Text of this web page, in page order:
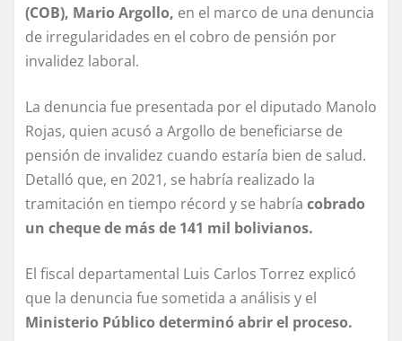
(COB), Mario Argollo, en el marco de una denuncia
de irregularidades en el cobro de pensión por
invalidez laboral.
La denuncia fue presentada por el diputado Manolo
Rojas, quien acusó a Argollo de beneficiarse de
pensión de invalidez cuando estaría bien de salud.
Detalló que, en 2021, se habría realizado la
tramitación en tiempo récord y se habría cobrado
un cheque de más de 141 mil bolivianos.
El fiscal departamental Luis Carlos Torrez explicó
que la denuncia fue sometida a análisis y el
Ministerio Público determinó abrir el proceso.